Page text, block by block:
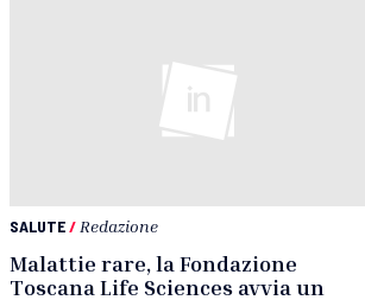
SALUTE/ Redazione
Malattie rare, la Fondazione
Toscana Life Sciences avvia un